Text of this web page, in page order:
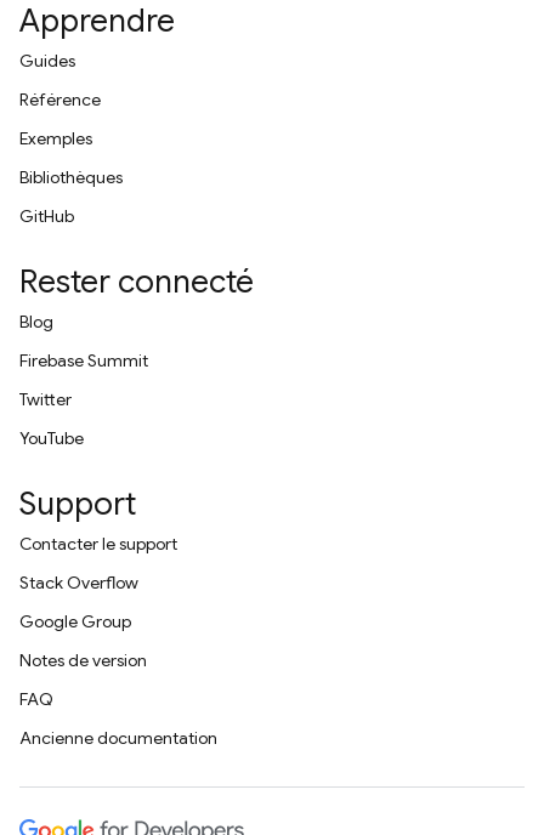
Apprendre
Guides
Référence
Exemples
Bibliothèques
GitHub
Rester connecté
Blog
Firebase Summit
Twitter
YouTube
Support
Contacter le support
Stack Overflow
Google Group
Notes de version
FAQ
Ancienne documentation